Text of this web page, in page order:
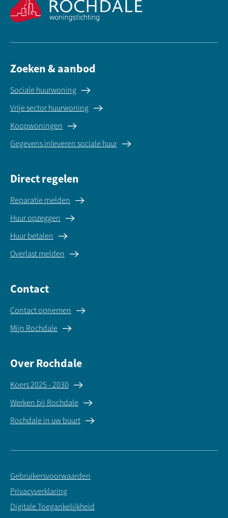
Zoeken & aanbod
Sociale huurwoning
Vrije sector huurwoning
Koopwoningen
Gegevens inleveren sociale huur
Direct regelen
Reparatie melden
Huur opzeggen
Huur betalen
Overlast melden
Contact
Contact opnemen
Mijn Rochdale
Over Rochdale
Koers 2025 - 2030
Werken bij Rochdale
Rochdale in uw buurt
Gebruikersvoorwaarden
Privacyverklaring
Digitale Toegankelijkheid